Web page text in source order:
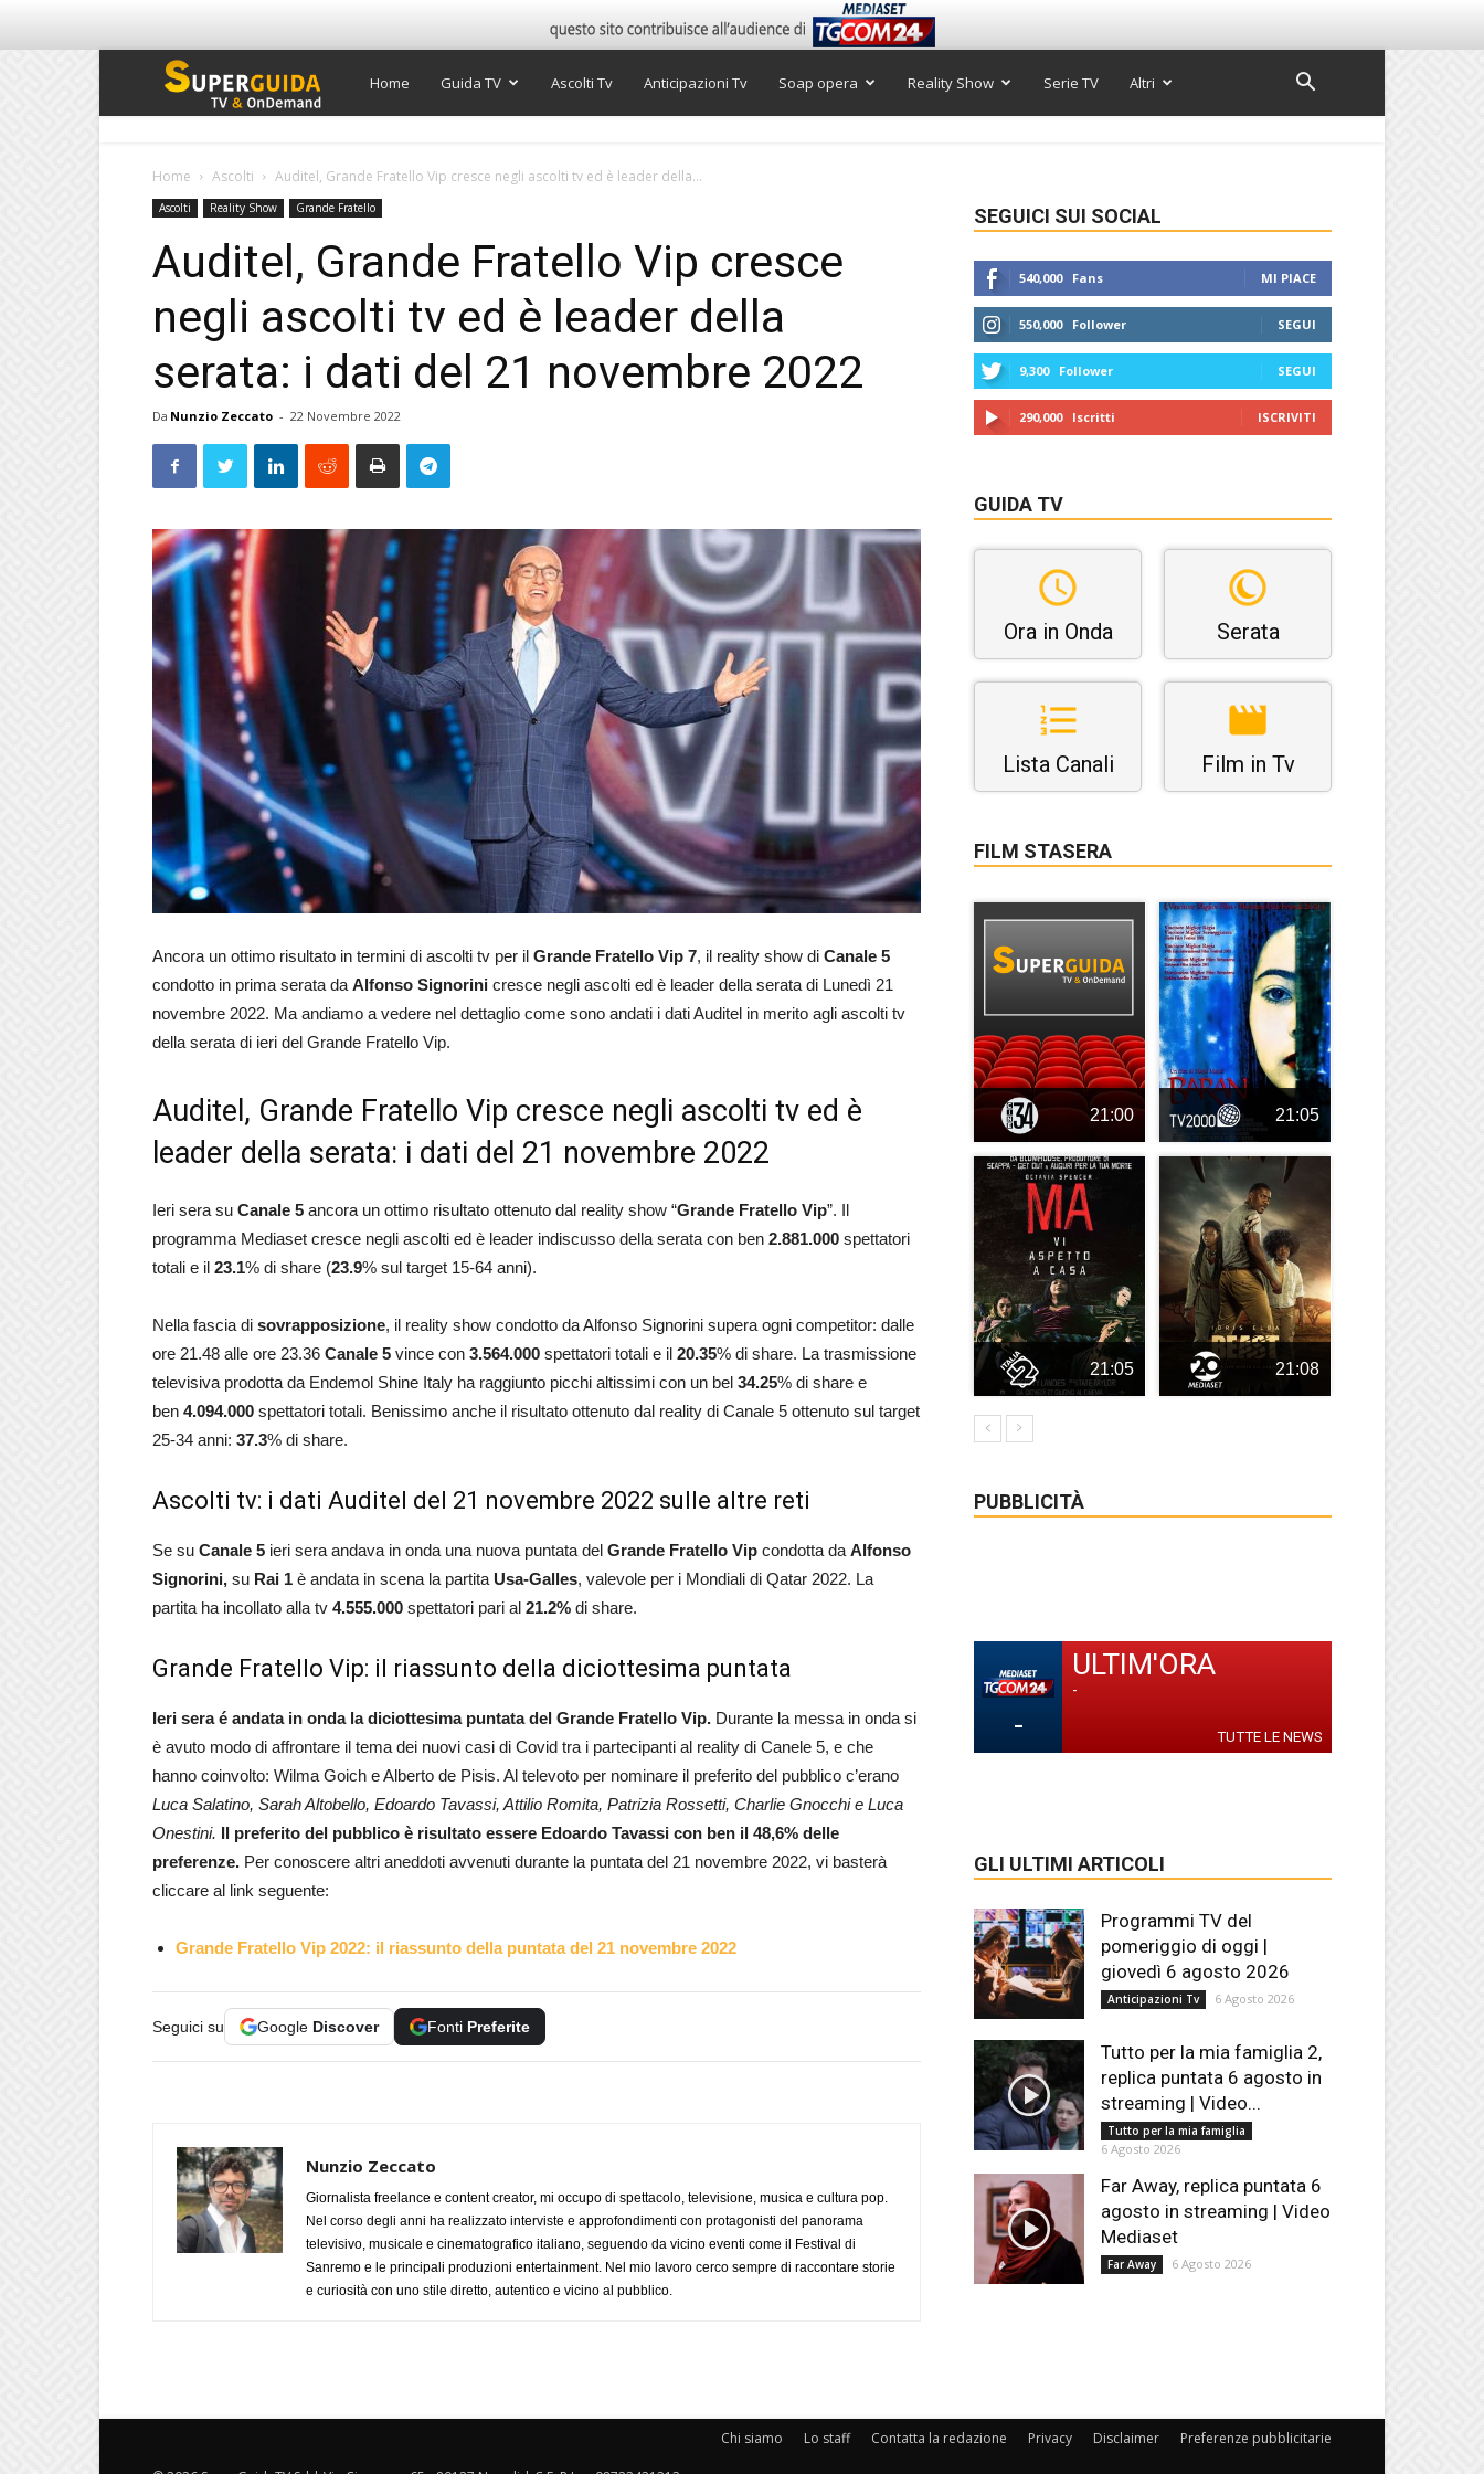
Super
TV
Home Guida TV Ascolti Tv Anticipazioni Tv Soap opera Reality Show Serie TV Altri
Home Ascolti Auditel, Grande Fratello Vip cresce negli ascolti tv ed è leader della...
Ascolti Reality Show Grande Fratello
Auditel, Grande Fratello Vip cresce
negli ascolti tv ed è leader della
serata: i dati del 21 novembre 2022
Da Nunzio Zeccato - 22 Novembre 2022
Ancora un ottimo risultato in termini di ascolti tv per il Grande Fratello Vip 7, il reality show di Canale 5
condotto in prima serata da Alfonso Signorini cresce negli ascolti ed è leader della serata di Lunedì 21
novembre 2022. Ma andiamo a vedere nel dettaglio come sono andati i dati Auditel in merito agli ascolti tv
della serata di ieri del Grande Fratello Vip.
Auditel, Grande Fratello Vip cresce negli ascolti tv ed è
leader della serata: i dati del 21 novembre 2022
Ieri sera su Canale 5 ancora un ottimo risultato ottenuto dal reality show “Grande Fratello Vip”. Il
programma Mediaset cresce negli ascolti ed è leader indiscusso della serata con ben 2.881.000 spettatori
totali e il 23.1% di share (23.9% sul target 15-64 anni).
Nella fascia di sovrapposizione, il reality show condotto da Alfonso Signorini supera ogni competitor: dalle
ore 21.48 alle ore 23.36 Canale 5 vince con 3.564.000 spettatori totali e il 20.35% di share. La trasmissione
televisiva prodotta da Endemol Shine Italy ha raggiunto picchi altissimi con un bel 34.25% di share e
ben 4.094.000 spettatori totali. Benissimo anche il risultato ottenuto dal reality di Canale 5 ottenuto sul target
25-34 anni: 37.3% di share.
Ascolti tv: i dati Auditel del 21 novembre 2022 sulle altre reti
Se su Canale 5 ieri sera andava in onda una nuova puntata del Grande Fratello Vip condotta da Alfonso
Signorini, su Rai 1 è andata in scena la partita Usa-Galles, valevole per i Mondiali di Qatar 2022. La
partita ha incollato alla tv 4.555.000 spettatori pari al 21.2% di share.
Grande Fratello Vip: il riassunto della diciottesima puntata
Ieri sera é andata in onda la diciottesima puntata del Grande Fratello Vip. Durante la messa in onda si
è avuto modo di affrontare il tema dei nuovi casi di Covid tra i partecipanti al reality di Canele 5, e che
hanno coinvolto: Wilma Goich e Alberto de Pisis. Al televoto per nominare il preferito del pubblico c’erano
Luca Salatino, Sarah Altobello, Edoardo Tavassi, Attilio Romita, Patrizia Rossetti, Charlie Gnocchi e Luca
Onestini. Il preferito del pubblico è risultato essere Edoardo Tavassi con ben il 48,6% delle
preferenze. Per conoscere altri aneddoti avvenuti durante la puntata del 21 novembre 2022, vi basterà
cliccare al link seguente:
Grande Fratello Vip 2022: il riassunto della puntata del 21 novembre 2022
Seguici su Google Discover Fonti Preferite
Nunzio Zeccato
Giornalista freelance e content creator, mi occupo di spettacolo, televisione, musica e cultura pop.
Nel corso degli anni ha realizzato interviste e approfondimenti con protagonisti del panorama
televisivo, musicale e cinematografico italiano, seguendo da vicino eventi come il Festival di
Sanremo e le principali produzioni entertainment. Nel mio lavoro cerco sempre di raccontare storie
e curiosità con uno stile diretto, autentico e vicino al pubblico.
SEGUICI SUI SOCIAL
540,000 Fans MI PIACE
550,000 Follower SEGUI
9,300 Follower SEGUI
290,000 Iscritti ISCRIVITI
GUIDA TV
Ora in Onda Serata
Lista Canali Film in Tv
FILM STASERA
21:00 21:05
21:05 21:08
PUBBLICITÀ
-
ULTIM'ORA
-
TUTTE LE NEWS
GLI ULTIMI ARTICOLI
Programmi TV del
pomeriggio di oggi |
giovedì 6 agosto 2026
Anticipazioni Tv 6 Agosto 2026
Tutto per la mia famiglia 2,
replica puntata 6 agosto in
streaming | Video...
Tutto per la mia famiglia
6 Agosto 2026
Far Away, replica puntata 6
agosto in streaming | Video
Mediaset
Far Away 6 Agosto 2026
Chi siamo Lo staff Contatta la redazione Privacy Disclaimer Preferenze pubblicitarie